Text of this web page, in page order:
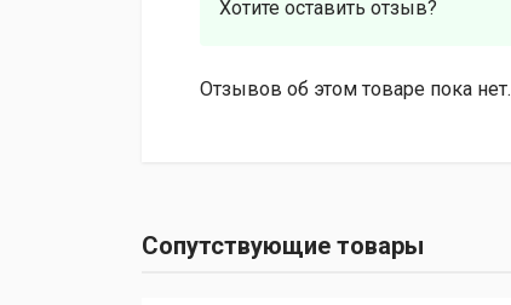
Хотите оставить отзыв?
Отзывов об этом товаре пока нет.
Сопутствующие товары